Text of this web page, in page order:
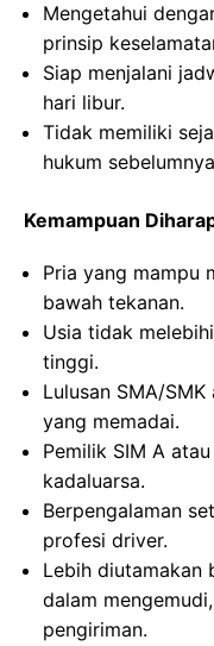
Mengetahui
prinsip
Siap menjalani
hari libur.
Tidak memiliki
hukum
Kemampuan
Pria yang mampu
bawah tekanan.
Usia tidak
tinggi.
Lulusan SMA/
yang memadai.
Pemilik SIM A
kadaluarsa.
Berpengalaman
profesi driver.
Lebih diutamakan
dalam
pengiriman.